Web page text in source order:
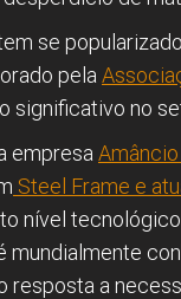
se
pela
significativo no
empresa
Steel Frame e
nível
mundialmente
resposta a